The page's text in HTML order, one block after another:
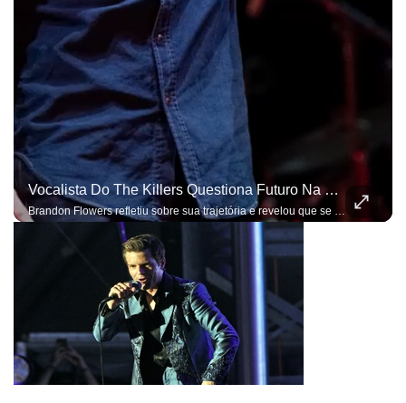
Vocalista Do The Killers Questiona Futuro Na Música: 'Até Quando Quero Fazer Isso?'
Brandon Flowers refletiu sobre sua trajetória e revelou que se inspira em Mick Jagger